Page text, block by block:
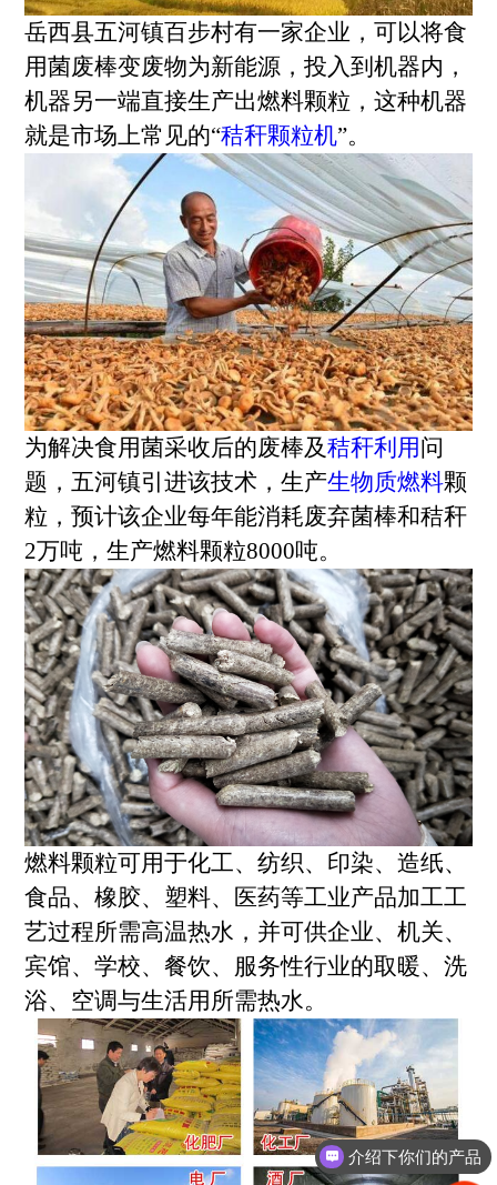
岳西县五河镇百步村有一家企业，可以将食
用菌废棒变废物为新能源，投入到机器内，
机器另一端直接生产出燃料颗粒，这种机器
就是市场上常见的“秸秆颗粒机”。
为解决食用菌采收后的废棒及秸秆利用问
题，五河镇引进该技术，生产生物质燃料颗
粒，预计该企业每年能消耗废弃菌棒和秸秆
2万吨，生产燃料颗粒8000吨。
燃料颗粒可用于化工、纺织、印染、造纸、
食品、橡胶、塑料、医药等工业产品加工工
艺过程所需高温热水，并可供企业、机关、
宾馆、学校、餐饮、服务性行业的取暖、洗
浴、空调与生活用所需热水。
介绍下你们的产品